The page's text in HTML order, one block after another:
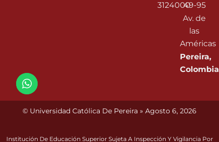
312400049-95
Av. de
las
Américas
Pereira,
Colombia
© Universidad Católica De Pereira » Agosto 6, 2026
Institución De Educación Superior Sujeta A Inspección Y Vigilancia Por